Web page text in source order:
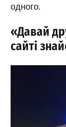
одного.
«Давай
сайті